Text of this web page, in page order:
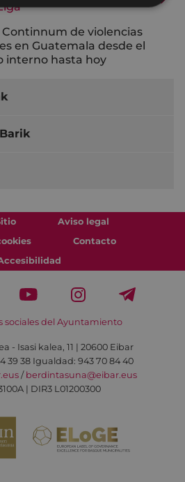
de violencias
en Guatemala desde el
interno hasta hoy
Aviso legal
Contacto
sociales del Ayuntamiento
- Isasi kalea, 11 | 20600 Eibar
39 38 Igualdad: 943 70 84 40
/ berdintasuna@eibar.eus
| DIR3 L01200300